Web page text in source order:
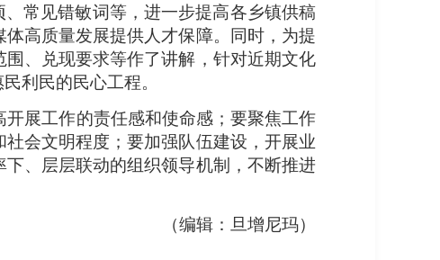
常见错敏词等，进一步提高各乡镇供稿
高质量发展提供人才保障。同时，为提
、兑现要求等作了讲解，针对近期文化
利民的民心工程。
展工作的责任感和使命感；要聚焦工作
会文明程度；要加强队伍建设，开展业
、层层联动的组织领导机制，不断推进
（编辑：旦增尼玛）